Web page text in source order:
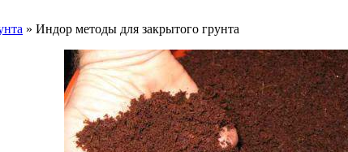
» Индор методы для закрытого грунта